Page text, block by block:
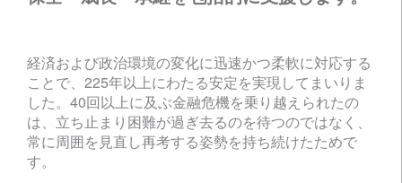
経済および政治環境の変化に迅速かつ柔軟に対応する
ことで、225年以上にわたる安定を実現してまいりま
した。40回以上に及ぶ金融危機を乗り越えられたの
は、立ち止まり困難が過ぎ去るのを待つのではなく、
常に周囲を見直し再考する姿勢を持ち続けたためで
す。